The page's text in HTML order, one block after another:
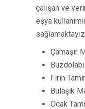
çalışan ve
eşya
Çamaşır
Fırın
Bulaşık
Ocak